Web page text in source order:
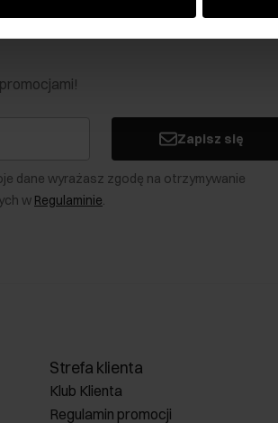
Zapisz się
dane wyrażasz zgodę na otrzymywanie
w Regulaminie.
Strefa klienta
Klub Klienta
Regulamin promocji